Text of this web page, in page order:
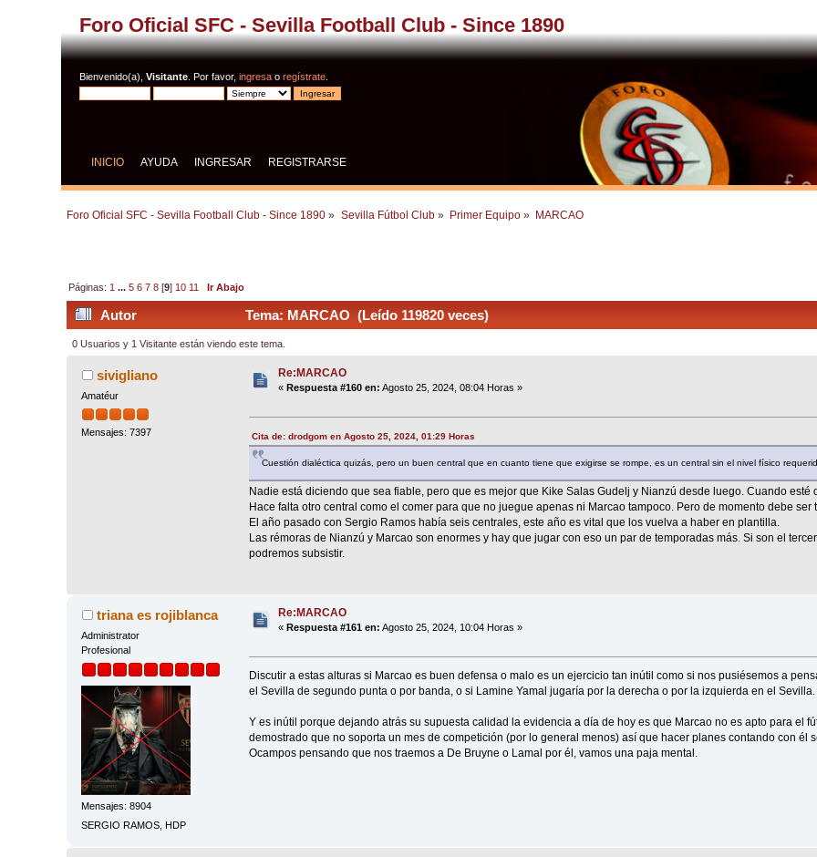
Foro Oficial SFC - Sevilla Football Club - Since 1890
Bienvenido(a),Visitante . Por favor,ingresa oregístrate
INICIO AYUDA INGRESAR REGISTRARSE
Foro Oficial SFC - Sevilla Football Club - Since 1890 » Sevilla Fútbol Club» Primer Equipo» MARCAO
Páginas: 1 ...5 6 7 8 [9] 10 11 Ir Abajo
Autor Tema: MARCAO (Leído 119820 veces)
0 Usuarios y 1 Visitante están viendo este tema.
sivigliano
Amatéur
Mensajes: 7397
Re:MARCAO
«Respuesta #160 en: Agosto 25, 2024, 08:04 Horas »
Cita de: drodgom en Agosto 25, 2024, 01:29 Horas
Cuestión dialéctica quizás, pero un buen central que en cuanto tiene que exigirse se rompe, es un central sin el nivel físico
Nadie está diciendo que sea fiable, pero que es mejor que Kike Salas Gudelj y Nianzú desde luego. Cuando esté
Hace falta otro central como el comer para que no juegue apenas ni Marcao tampoco. Pero de momento debe ser
El año pasado con Sergio Ramos había seis centrales, este año es vital que los vuelva a haber en plantilla.
Las rémoras de Nianzú y Marcao son enormes y hay que jugar con eso un par de temporadas más. Si son el
podremos subsistir.
triana es rojiblanca
Administrator
Profesional
Mensajes: 8904
SERGIO RAMOS, HDP
Re:MARCAO
«Respuesta #161 en: Agosto 25, 2024, 10:04 Horas »
Discutir a estas alturas si Marcao es buen defensa o malo es un ejercicio tan inútil como si nos pusiésemos a
el Sevilla de segundo punta o por banda, o si Lamine Yamal jugaría por la derecha o por la izquierda en el Sevilla.
Y es inútil porque dejando atrás su supuesta calidad la evidencia a día de hoy es que Marcao no es apto para el
demostrado que no soporta un mes de competición (por lo general menos) así que hacer planes contando con él
Ocampos pensando que nos traemos a De Bruyne o Lamal por él, vamos una paja mental.